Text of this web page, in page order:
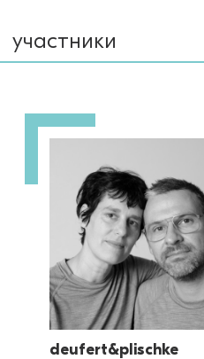
участники
deufert&plischke